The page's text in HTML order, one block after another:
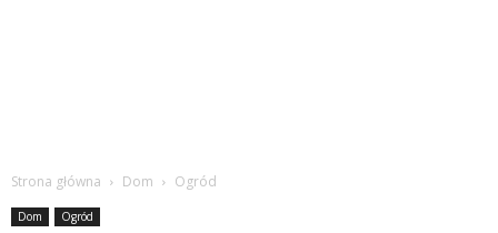
Strona główna Dom Ogród
Dom Ogród